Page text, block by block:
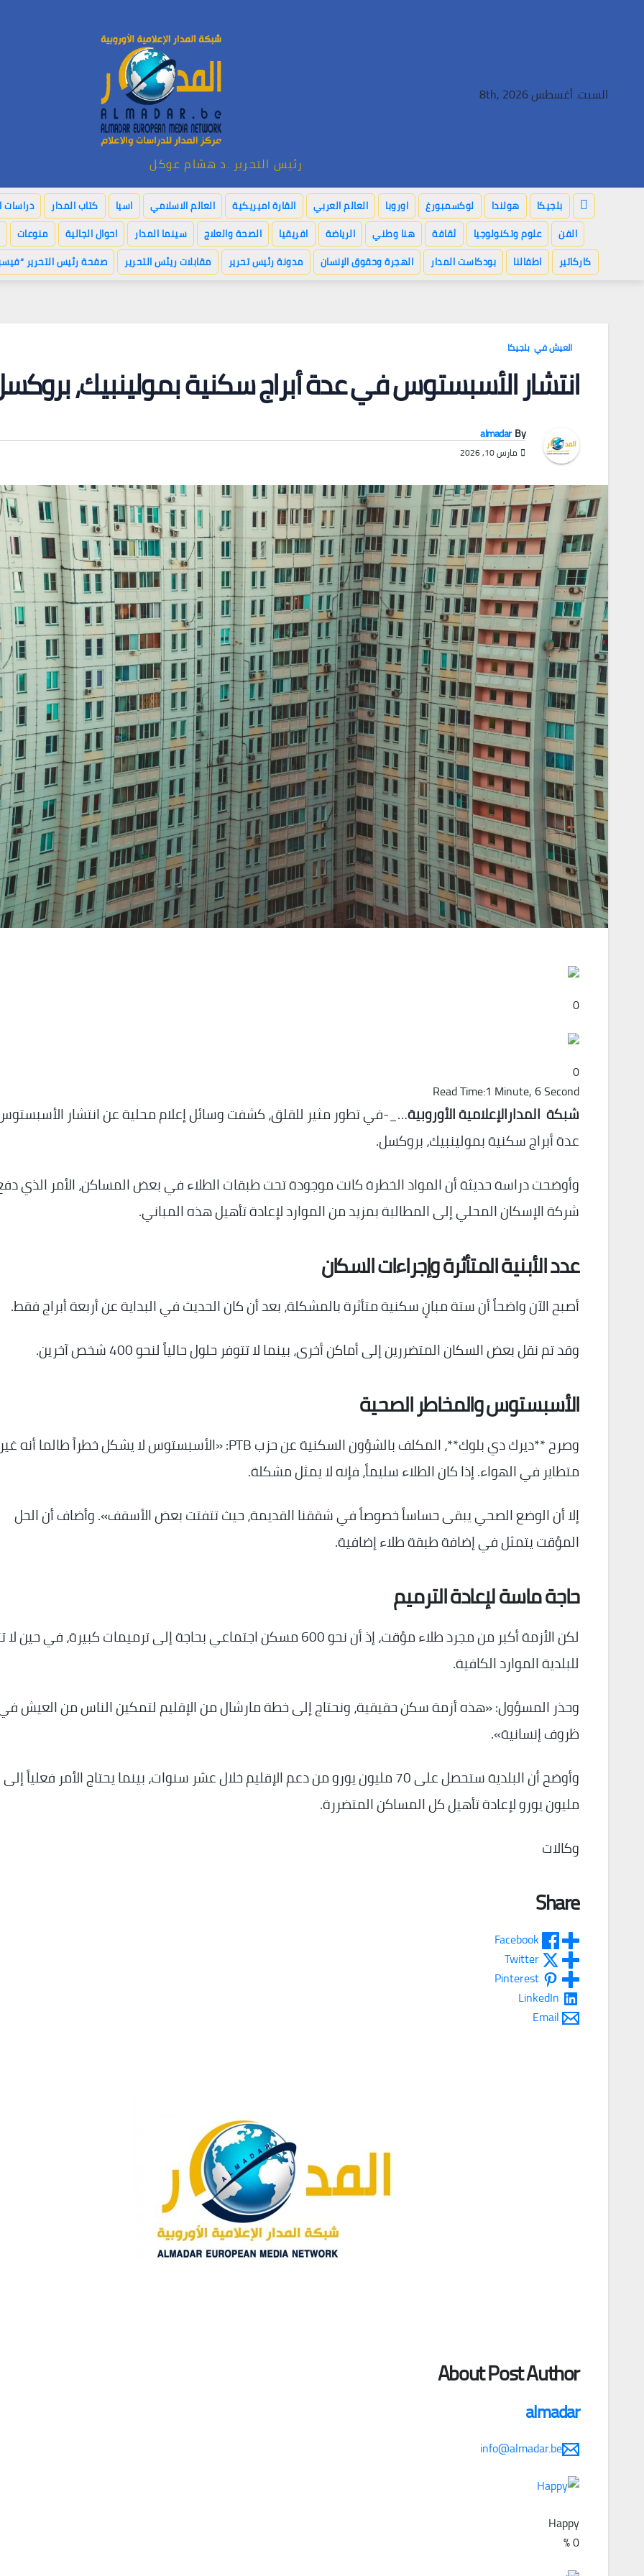
السبت. أغسطس 8th, 2026
رئيس التحرير .د هشام عوكل
بلجيكا هولندا لوكسمبورغ اوروبا العالم العربي القارة اميريكية العالم الاسلامي اسيا كتاب المدار دراسات
الفن
علوم وتكنولوجيا ثقافة هنا وطني الرياضة افريقيا الصحة والعلاج سينما المدار احوال الجالية منوعات
كاركاتير
اطفالنا بودكاست المدار الهجرة وحقوق الإنسان مدونة رئيس تحرير مقابلات ريئس التحرير صفحة رئيس التحرير
العيش في بلجيكا
انتشار الأسبستوس في عدة أبراج سكنية بمولينبيك،
By
almadar
مارس 10, 2026
0
0
Read Time:1 Minute, 6 Second
شبكة المدارالإعلامية الأوروبية…_-في تطور مثير للقلق، كشفت وسائل إعلام محلية عن انتشار
عدة أبراج سكنية بمولينبيك، بروكسل.
وأوضحت دراسة حديثة أن المواد الخطرة كانت موجودة تحت طبقات الطلاء في بعض المساكن، الأمر الذي
شركة الإسكان المحلي إلى المطالبة بمزيد من الموارد لإعادة تأهيل هذه المباني.
عدد الأبنية المتأثرة وإجراءات السكان
أصبح الآن واضحاً أن ستة مبانٍ سكنية متأثرة بالمشكلة، بعد أن كان الحديث في البداية عن أربعة أبراج فقط.
وقد تم نقل بعض السكان المتضررين إلى أماكن أخرى، بينما لا تتوفر حلول حالياً لنحو 400 شخص آخرين.
الأسبستوس والمخاطر الصحية
وصرح **ديرك دي بلوك**، المكلف بالشؤون السكنية عن حزب PTB: «الأسبستوس لا يشكل خطراً طالما أنه غير
متطاير في الهواء. إذا كان الطلاء سليماً، فإنه لا يمثل مشكلة.
إلا أن الوضع الصحي يبقى حساساً خصوصاً في شققنا القديمة، حيث تتفتت بعض الأسقف». وأضاف أن الحل
المؤقت يتمثل في إضافة طبقة طلاء إضافية.
حاجة ماسة لإعادة الترميم
لكن الأزمة أكبر من مجرد طلاء مؤقت، إذ أن نحو 600 مسكن اجتماعي بحاجة إلى ترميمات كبيرة، في حين
للبلدية الموارد الكافية.
وحذر المسؤول: «هذه أزمة سكن حقيقية، ونحتاج إلى خطة مارشال من الإقليم لتمكين الناس من العيش
ظروف إنسانية».
مليون يورو لإعادة تأهيل كل المساكن المتضررة.
وكالات
Share
Facebook
Twitter
Pinterest
LinkedIn
Email
About Post Author
almadar
info@almadar.be
Happy
0
%